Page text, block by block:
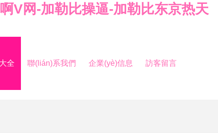
V网-加勒比操逼-加勒比东京热天
全 聯(lián)系我們 企業(yè)信息 訪客留言